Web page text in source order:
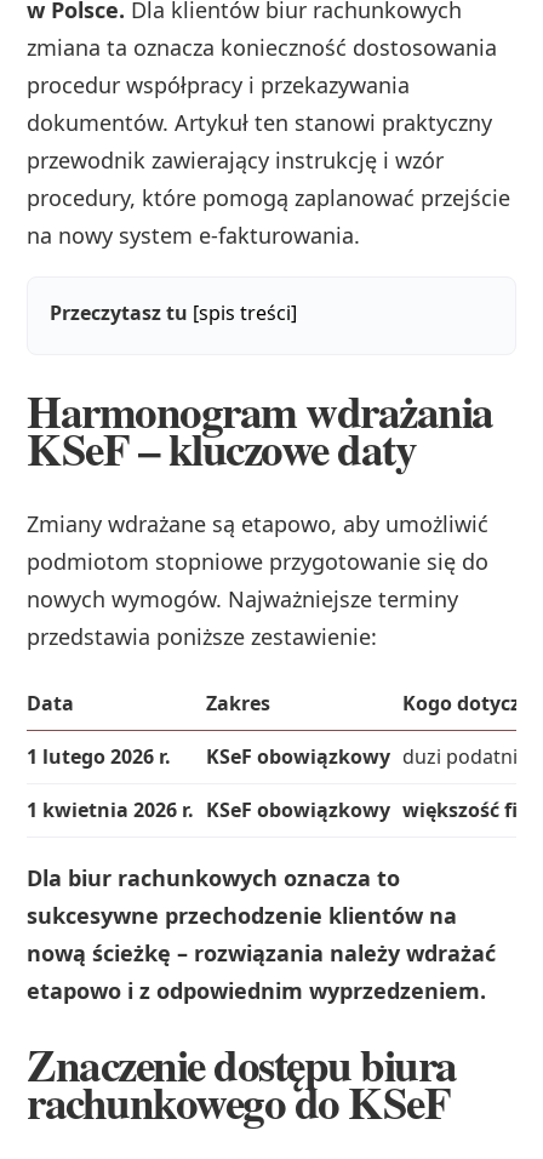
w Polsce. Dla klientów biur rachunkowych
zmiana ta oznacza konieczność dostosowania
procedur współpracy i przekazywania
dokumentów. Artykuł ten stanowi praktyczny
przewodnik zawierający instrukcję i wzór
procedury, które pomogą zaplanować przejście
na nowy system e-fakturowania.
Przeczytasz tu [spis treści]
Harmonogram wdrażania
KSeF – kluczowe daty
Zmiany wdrażane są etapowo, aby umożliwić
podmiotom stopniowe przygotowanie się do
nowych wymogów. Najważniejsze terminy
przedstawia poniższe zestawienie:
Data Zakres
Kogo dotyczy
1 lutego 2026 r.
KSeF obowiązkowy duzi podatnicy
1 kwietnia 2026 r. KSeF obowiązkowy większość
Dla biur rachunkowych oznacza to
sukcesywne przechodzenie klientów na
nową ścieżkę – rozwiązania należy wdrażać
etapowo i z odpowiednim wyprzedzeniem.
Znaczenie dostępu biura
rachunkowego do KSeF